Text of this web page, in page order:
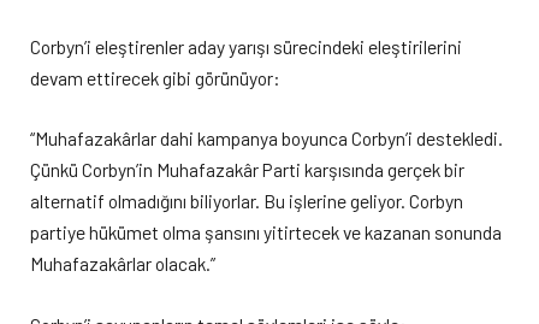
Corbyn’i eleştirenler aday yarışı sürecindeki eleştirilerini
devam ettirecek gibi görünüyor:
“Muhafazakârlar dahi kampanya boyunca Corbyn’i destekledi.
Çünkü Corbyn’in Muhafazakâr Parti karşısında gerçek bir
alternatif olmadığını biliyorlar. Bu işlerine geliyor. Corbyn
partiye hükümet olma şansını yitirtecek ve kazanan sonunda
Muhafazakârlar olacak.”